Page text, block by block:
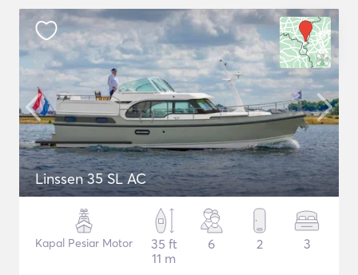
Linssen 35 SL AC
Kapal Pesiar Motor
35 ft
11 m
6 2 3